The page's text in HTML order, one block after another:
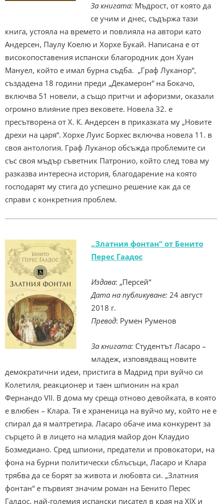
За книгата: Мъдрост, от която да
се учим и днес, съдържа тази
книга, устояла на времето и повлияла на автори като
Андерсен, Паулу Коелю и Хорхе Букай. Написана е от
високопоставения испански благородник дон Хуан
Мануел, който е имал бурна съдба. „Граф Луканор“,
създадена 18 години преди „Декамерон“ на Бокачо,
включва 51 новели, а също притчи и афоризми, оказали
огромно влияние през вековете. Новела 32. е
пресътворена от Х. К. Андерсен в приказката му „Новите
дрехи на царя“. Хорхе Луис Борхес включва новела 11. в
своя антология. Граф Луканор обсъжда проблемите си
със своя мъдър съветник Патронио, който след това му
разказва интересна история, благодарение на която
господарят му стига до успешно решение как да се
справи с конкретния проблем.
„Златния фонтан“ от Бенито
Перес Гаадос
Издава: „Персей“
Дата на публикуване: 24 август
2018 г.
Превод: Румен Руменов
За книгата: Студентът Ласаро –
младеж, изповядващ новите
демократични идеи, пристига в Мадрид при вуйчо си
Колетиля, реакционер и таен шпионин на крал
Фернандо VII. В дома му среща отново девойката, в която
е влюбен – Клара. Тя е храненица на вуйчо му, който не е
спирал да я малтретира. Ласаро обаче има конкурент за
сърцето й в лицето на младия майор дон Клаудио
Бозмедиано. Сред шпиони, предатели и провокатори, на
фона на бурни политически сблъсъци, Ласаро и Клара
трябва да се борят за живота и любовта си. „Златния
фонтан“ е първият значим роман на Бенито Перес
Галдос, най-големия испански писател в края на ХIХ и